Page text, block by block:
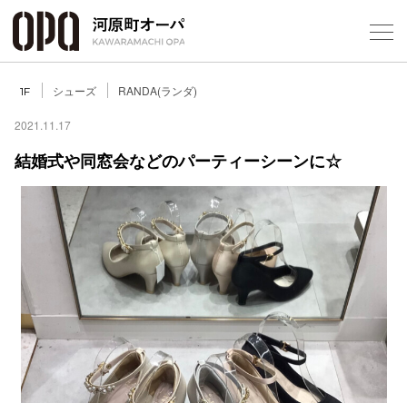
1F シューズ RANDA(ランダ)
2021.11.17
結婚式や同窓会などのパーティーシーンに☆
フロア
ショッ
施設案内
アクセ